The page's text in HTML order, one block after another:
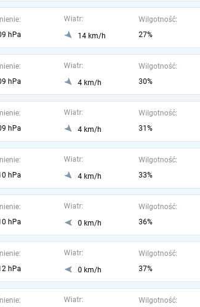
hPa
Wiatr:
14 km/h
Wilgotność:
27%
hPa
Wiatr:
4 km/h
Wilgotność:
30%
hPa
Wiatr:
4 km/h
Wilgotność:
31%
hPa
Wiatr:
4 km/h
Wilgotność:
33%
hPa
Wiatr:
0 km/h
Wilgotność:
36%
hPa
Wiatr:
0 km/h
Wilgotność:
37%
Wiatr: Wilgotność: